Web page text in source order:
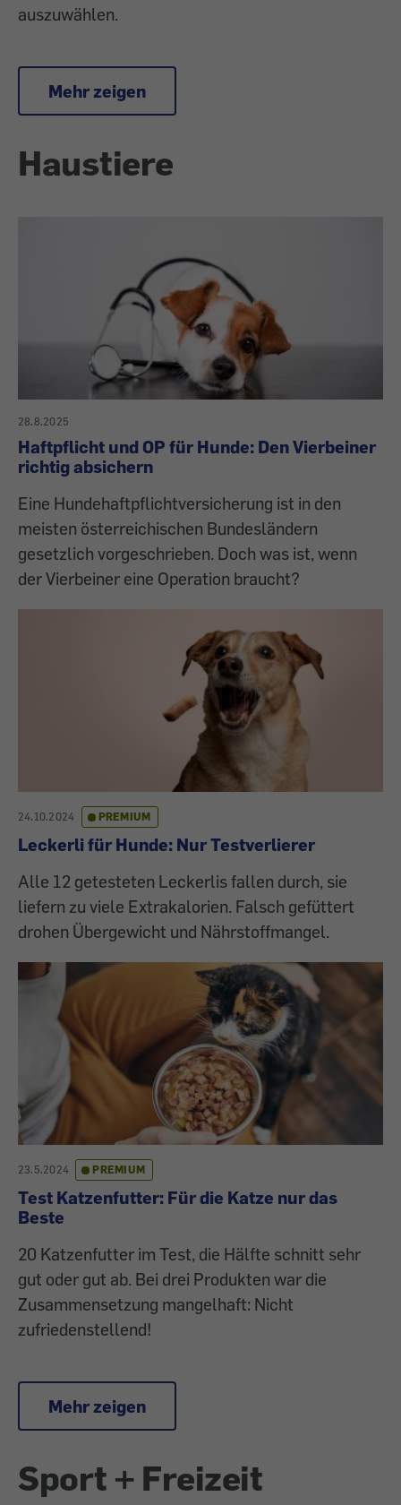
auszuwählen.
Mehr zeigen
Haustiere
28.8.2025
Haftpflicht und OP für Hunde: Den Vierbeiner
richtig absichern
Eine Hundehaftpflichtversicherung ist in den
meisten österreichischen Bundesländern
gesetzlich vorgeschrieben. Doch was ist, wenn
der Vierbeiner eine Operation braucht?
24.10.2024 PREMIUM
Leckerli für Hunde: Nur Testverlierer
Alle 12 getesteten Leckerlis fallen durch, sie
liefern zu viele Extrakalorien. Falsch gefüttert
drohen Übergewicht und Nährstoffmangel.
23.5.2024 PREMIUM
Test Katzenfutter: Für die Katze nur das
Beste
20 Katzenfutter im Test, die Hälfte schnitt sehr
gut oder gut ab. Bei drei Produkten war die
Zusammensetzung mangelhaft: Nicht
zufriedenstellend!
Mehr zeigen
Sport + Freizeit